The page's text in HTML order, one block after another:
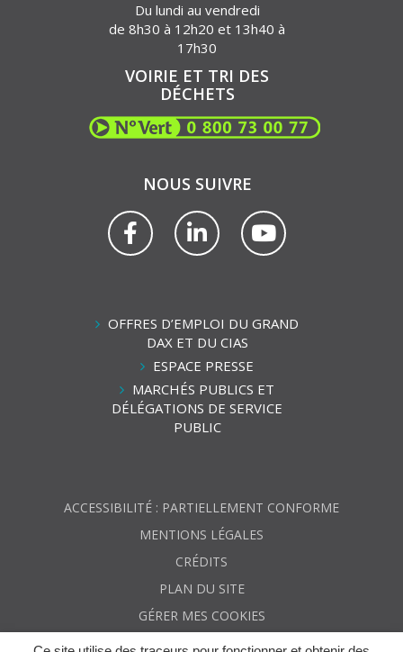
Du lundi au vendredi
de 8h30 à 12h20 et 13h40 à
17h30
VOIRIE ET TRI DES
DÉCHETS
NOUS SUIVRE
Lien
vers
Lien
vers
Lien
vers
OFFRES D’EMPLOI DU GRAND
DAX ET DU CIAS
ESPACE PRESSE
MARCHÉS PUBLICS ET
DÉLÉGATIONS DE SERVICE
PUBLIC
ACCESSIBILITÉ : PARTIELLEMENT CONFORME
MENTIONS LÉGALES
CRÉDITS
PLAN DU SITE
GÉRER MES COOKIES